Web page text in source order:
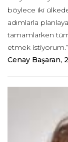
böylece iki
adımlarla
tamamlarken
etmek istiyorum.”
Cenay Başaran,